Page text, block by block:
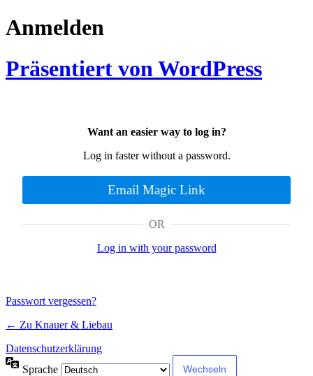
Anmelden
Präsentiert von WordPress
Want an easier way to log in?
Log in faster without a password.
Email Magic Link
OR
Log in with your password
Passwort vergessen?
← Zu Knauer & Liebau
Datenschutzerklärung
Sprache